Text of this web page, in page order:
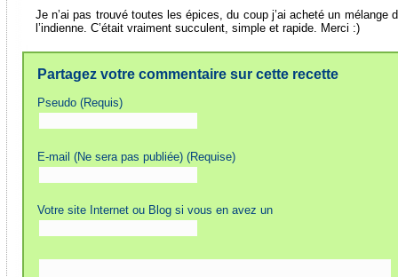
Je n’ai pas trouvé toutes les épices, du coup j’ai acheté un mélange
l’indienne. C’était vraiment succulent, simple et rapide. Merci :)
Partagez votre commentaire sur cette recette
Pseudo (Requis)
E-mail (Ne sera pas publiée) (Requise)
Votre site Internet ou Blog si vous en avez un